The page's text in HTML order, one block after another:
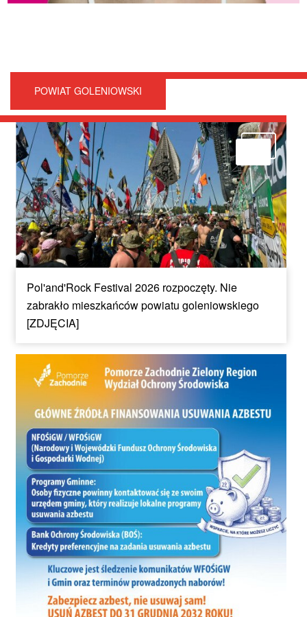
POWIAT GOLENIOWSKI
Pol'and'Rock Festival 2026 rozpoczęty. Nie
zabrakło mieszkańców powiatu goleniowskiego
[ZDJĘCIA]